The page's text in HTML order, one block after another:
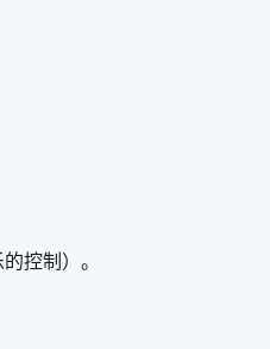
控制）。